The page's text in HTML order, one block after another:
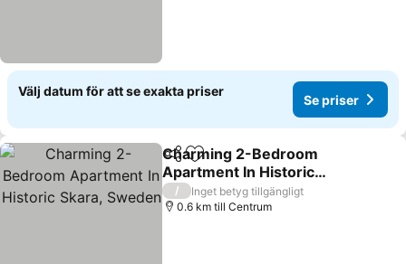
Välj datum för att se exakta priser
Se priser
Dela Lägg till i Mina Favoriter
Charming 2-Bedroom
Apartment In Historic
Skara, Sweden
/
Inget betyg tillgängligt
0.6 km till Centrum